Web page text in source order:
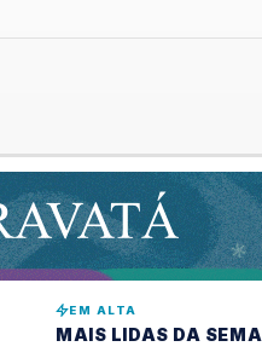
EM ALTA
MAIS LIDAS DA